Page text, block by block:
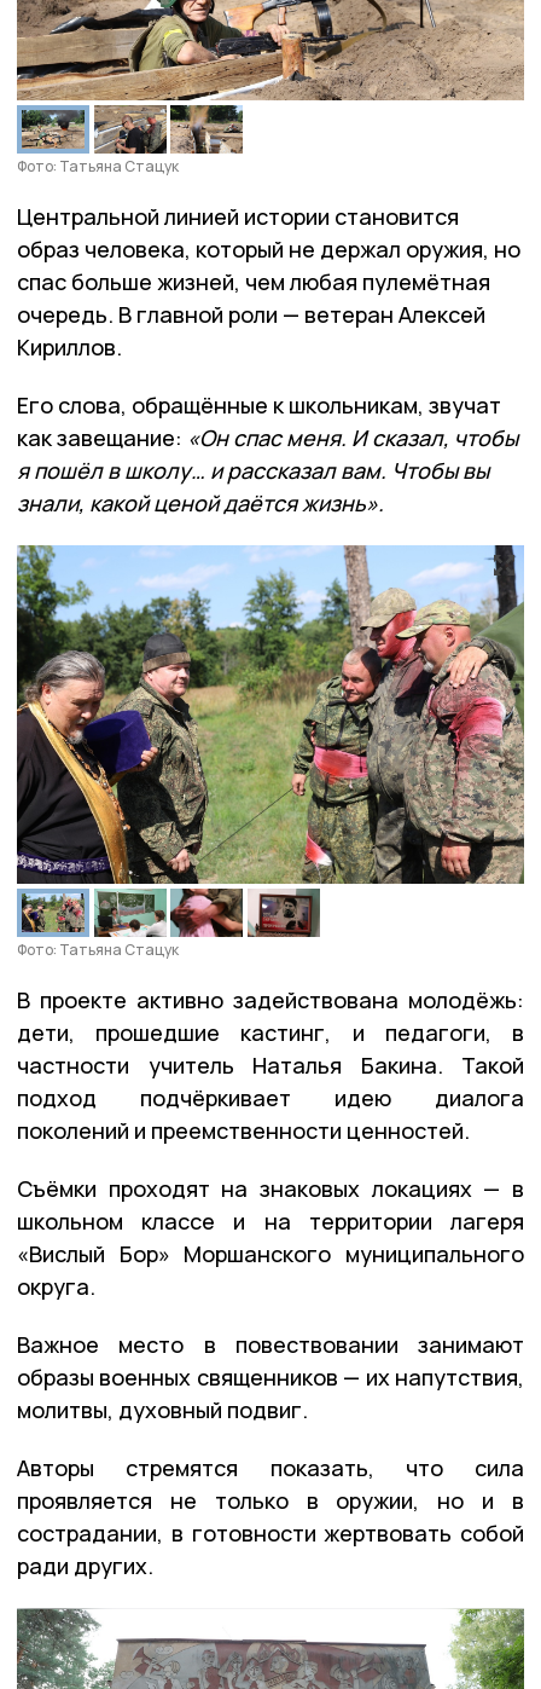
Фото: Татьяна Стацук
Центральной линией истории становится
образ человека, который не держал оружия, но
спас больше жизней, чем любая пулемётная
очередь. В главной роли — ветеран Алексей
Кириллов.
Его слова, обращённые к школьникам, звучат
как завещание: «Он спас меня. И сказал, чтобы
я пошёл в школу… и рассказал вам. Чтобы вы
знали, какой ценой даётся жизнь».
Фото: Татьяна Стацук
В проекте активно задействована молодёжь:
дети, прошедшие кастинг, и педагоги, в
частности учитель Наталья Бакина. Такой
подход подчёркивает идею диалога
поколений и преемственности ценностей.
Съёмки проходят на знаковых локациях — в
школьном классе и на территории лагеря
«Вислый Бор» Моршанского муниципального
округа.
Важное место в повествовании занимают
образы военных священников — их напутствия,
молитвы, духовный подвиг.
Авторы стремятся показать, что сила
проявляется не только в оружии, но и в
сострадании, в готовности жертвовать собой
ради других.